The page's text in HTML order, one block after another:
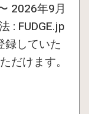
2026年9月
: FUDGE.jp
録していた
だけます。